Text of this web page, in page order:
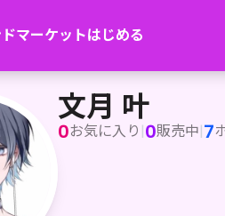
マーケットはじめる
文月 叶
0お気に入り |0販売中|7